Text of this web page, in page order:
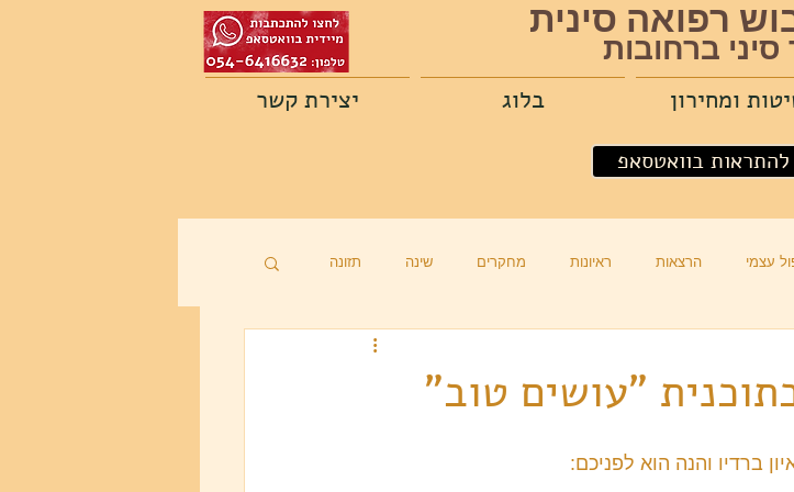
רפואה סינית
סיני ברחובות
ומחירון בלוג יצירת קשר
בוואטסאפ
עצמי הרצאות ראיונות מחקרים שינה תזונה
"עושים טוב"